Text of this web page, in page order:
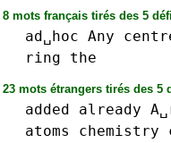
8 mots français tirés des 5
ad␣hoc Any
ring
the
23 mots étrangers tirés des 5
added already
atoms
chemistry